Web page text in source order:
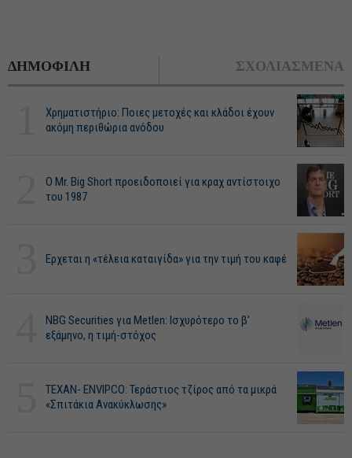
ΔΗΜΟΦΙΛΗ ΣΧΟΛΙΑΣΜΕΝΑ
Χρηματιστήριο: Ποιες μετοχές και κλάδοι έχουν
ακόμη περιθώρια ανόδου
O Mr. Big Short προειδοποιεί για κραχ αντίστοιχο
του 1987
Ερχεται η «τέλεια καταιγίδα» για την τιμή του καφέ
NBG Securities για Metlen: Ισχυρότερο το β'
εξάμηνο, η τιμή-στόχος
ΤΕΧΑΝ- ENVIPCO: Τεράστιος τζίρος από τα μικρά
«Σπιτάκια Ανακύκλωσης»